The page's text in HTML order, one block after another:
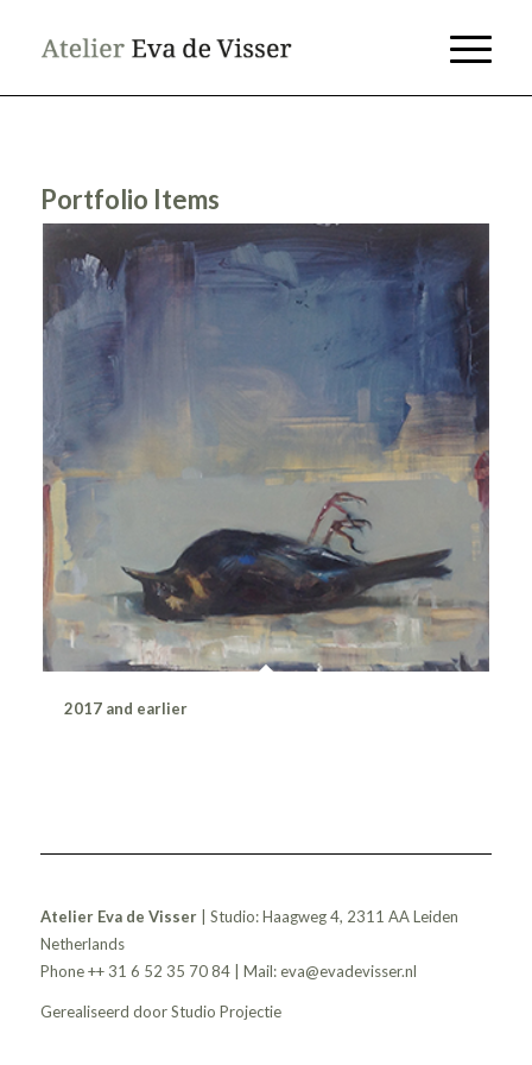
Portfolio Items
2017 and earlier
Atelier Eva de Visser| Studio: Haagweg 4, 2311 AA Leiden
Netherlands
Phone ++ 31 6 52 35 70 84 | Mail:eva@evadevisser.nl
Gerealiseerd doorStudio Projectie